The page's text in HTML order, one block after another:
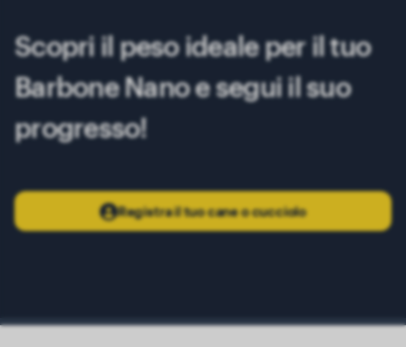
Scopri il peso ideale per il tuo
Barbone Nano e segui il suo
progresso!
Registra il tuo cane o cucciolo